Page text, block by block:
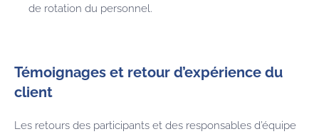
de rotation du personnel.
Témoignages et retour d’expérience du
client
Les retours des participants et des responsables d’équipe